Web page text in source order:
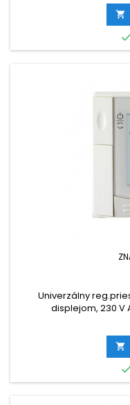

Univerzálny
displejom, 230 V
